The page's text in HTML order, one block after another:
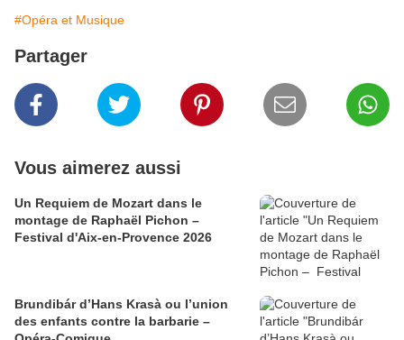
#Opéra et Musique
Partager
Vous aimerez aussi
Un Requiem de Mozart dans le
montage de Raphaël Pichon –
Festival d'Aix-en-Provence 2026
Brundibár d’Hans Krasà ou l’union
des enfants contre la barbarie –